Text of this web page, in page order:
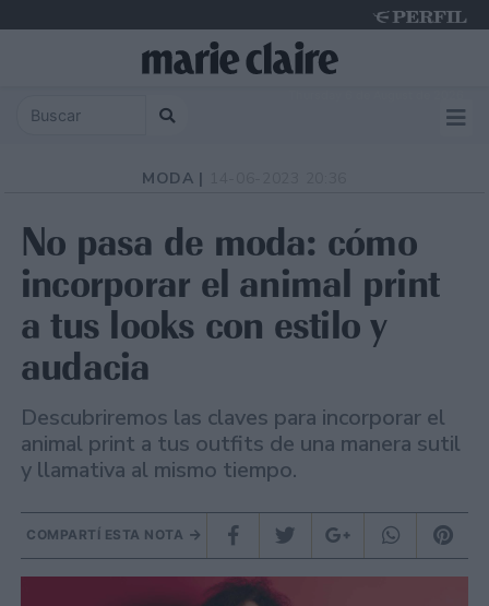
MODA |
No pasa de moda: cómo
incorporar el animal print
a tus looks con estilo y
audacia
Descubriremos las claves para incorporar el
animal print a tus outfits de una manera sutil
y llamativa al mismo tiempo.
COMPARTÍ ESTA NOTA